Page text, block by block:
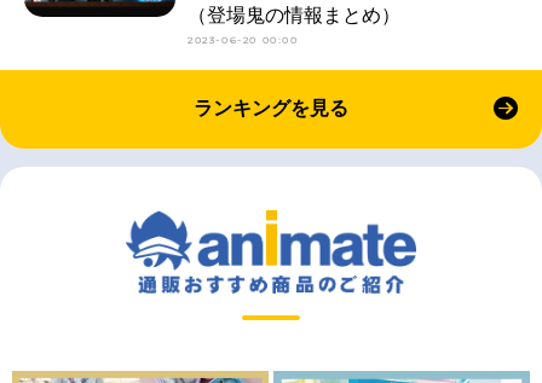
（登場鬼の情報まとめ）
2023-06-20 00:00
ランキングを見る